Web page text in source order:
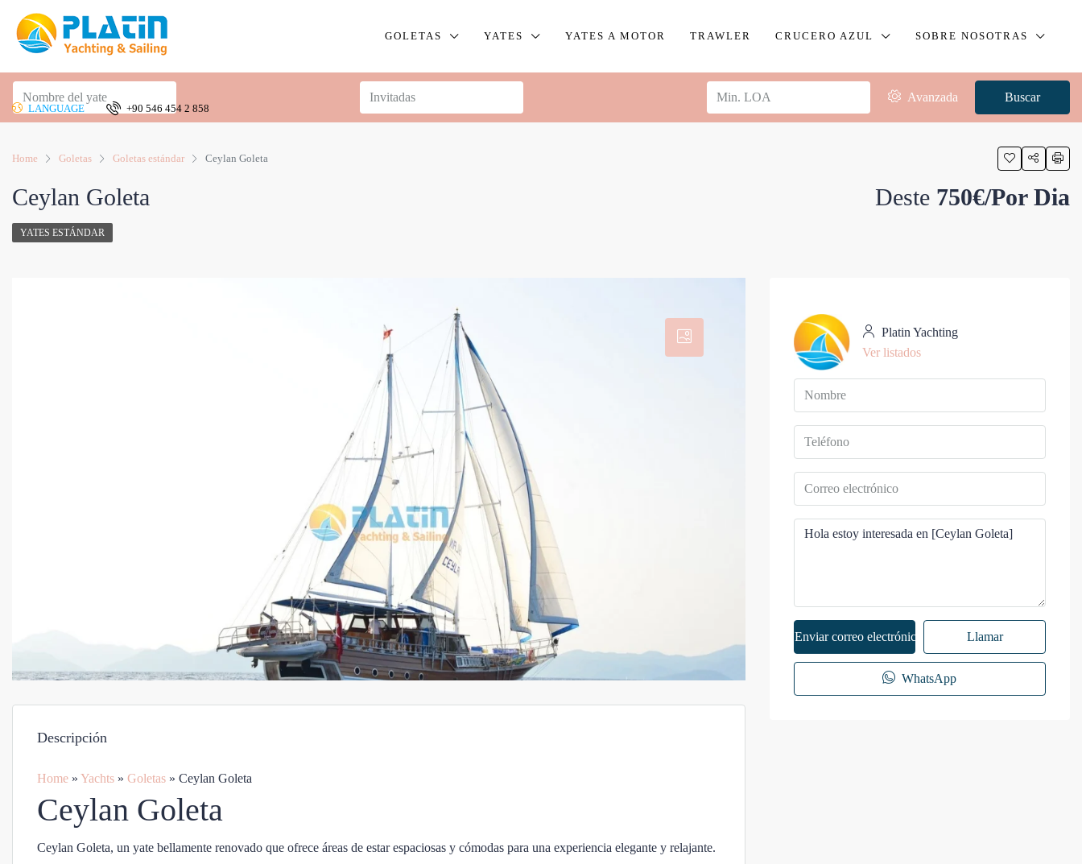
GOLETAS YATES YATES A MOTOR TRAWLER CRUCERO AZUL SOBRE NOSOTRAS
LANGUAGE +90 546 454 2 858
Avanzada Buscar
Home Goletas Goletas estándar Ceylan Goleta
Ceylan Goleta Deste 750€/Por Dia
YATES ESTÁNDAR
Descripción
Home » Yachts » Goletas » Ceylan Goleta
Ceylan Goleta
Ceylan Goleta, un yate bellamente renovado que ofrece áreas de estar espaciosas y cómodas para una experiencia elegante y relajante.
Platin Yachting
Ver listados
Enviar correo electrónico Llamar
WhatsApp